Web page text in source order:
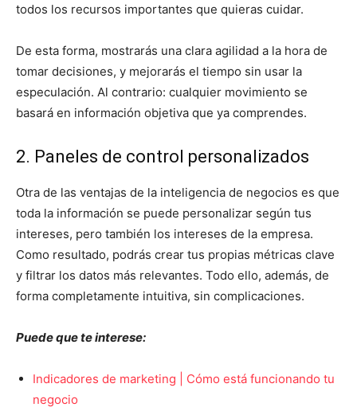
todos los recursos importantes que quieras cuidar.
De esta forma, mostrarás una clara agilidad a la hora de
tomar decisiones, y mejorarás el tiempo sin usar la
especulación. Al contrario: cualquier movimiento se
basará en información objetiva que ya comprendes.
2. Paneles de control personalizados
Otra de las ventajas de la inteligencia de negocios es que
toda la información se puede personalizar según tus
intereses, pero también los intereses de la empresa.
Como resultado, podrás crear tus propias métricas clave
y filtrar los datos más relevantes. Todo ello, además, de
forma completamente intuitiva, sin complicaciones.
Puede que te interese:
Indicadores de marketing | Cómo está funcionando tu
negocio